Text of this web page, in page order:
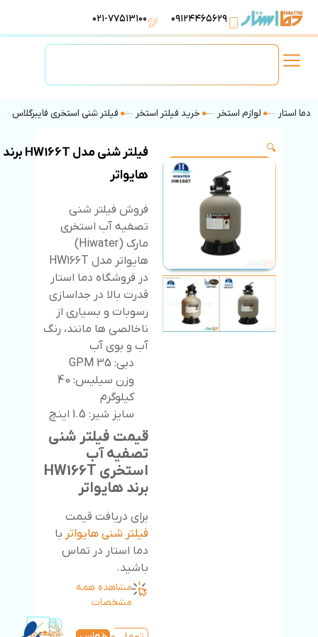
۰۹۱۲۴۴۶۵۶۲۹ ۰۲۱-۷۷۵۱۳۱۰۰
دما استار لوازم استخر خرید فیلتر استخر فیلتر شنی استخری فایبرگلاس
🔍
فیلتر شنی مدل HW166T برند
هایواتر
فروش فیلتر شنی
تصفیه آب استخری
مارک (Hiwater)
هایواتر مدل HW166T
در فروشگاه دما استار
قدرت بالا در جداسازی
رسوبات و بسیاری از
ناخالصی ها مانند، رنگ
آب و بوی آب
دبی: 35 GPM
وزن سیلیس: 40
کیلوگرم
سایز شیر: 1.5 اینچ
قیمت فیلتر شنی
تصفیه آب
استخری HW166T
برند هایواتر
برای دریافت قیمت
فیلتر شنی هایواتر با
دما استار در تماس
باشید.
مشاهده همه
مشخصات